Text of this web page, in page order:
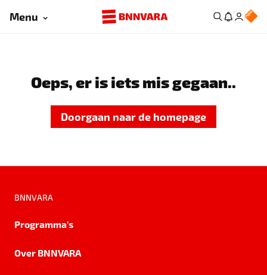
Menu
Oeps, er is iets mis gegaan..
Doorgaan naar de homepage
BNNVARA
Programma's
Over BNNVARA